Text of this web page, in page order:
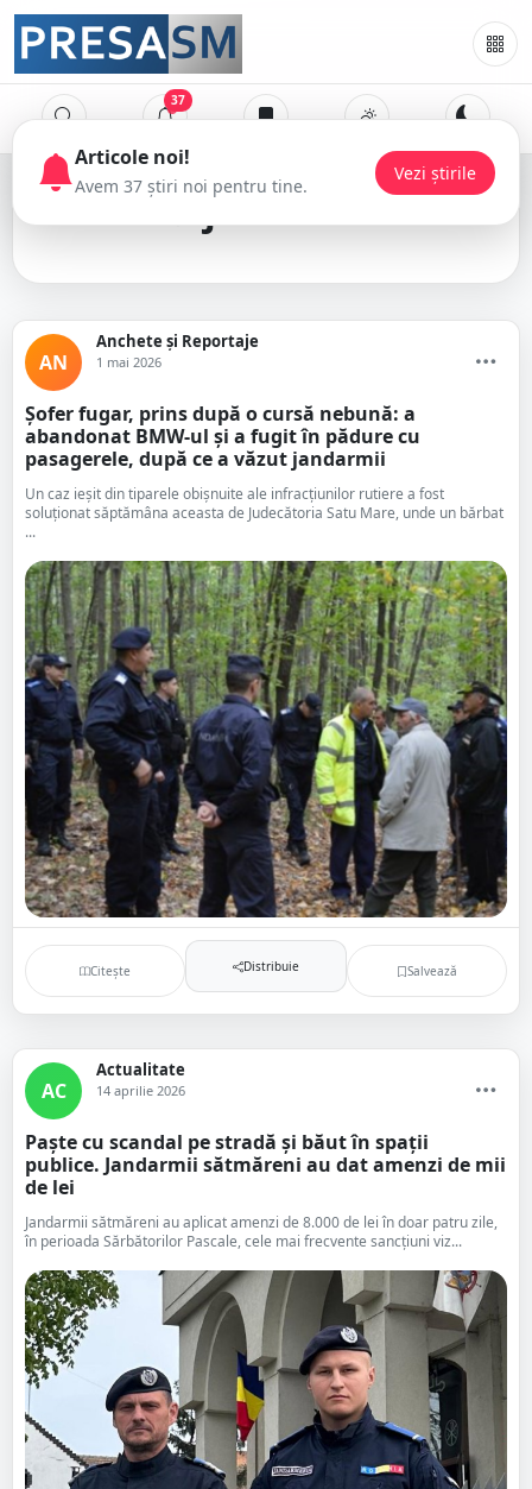
37
jandarmi
AN
Anchete și Reportaje
1 mai 2026
Șofer fugar, prins după o cursă nebună: a
abandonat BMW-ul și a fugit în pădure cu
pasagerele, după ce a văzut jandarmii
Un caz ieșit din tiparele obișnuite ale infracțiunilor rutiere a fost
soluționat săptămâna aceasta de Judecătoria Satu Mare, unde un bărbat
...
Citește Distribuie Salvează
AC
Actualitate
14 aprilie 2026
Paște cu scandal pe stradă și băut în spații
publice. Jandarmii sătmăreni au dat amenzi de mii
de lei
Jandarmii sătmăreni au aplicat amenzi de 8.000 de lei în doar patru zile,
în perioada Sărbătorilor Pascale, cele mai frecvente sancțiuni viz...